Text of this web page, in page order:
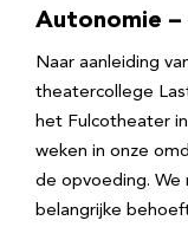
Autonomie –
Naar aanleiding
theatercollege
het Fulcotheater
weken in onze
de opvoeding. We
belangrijke